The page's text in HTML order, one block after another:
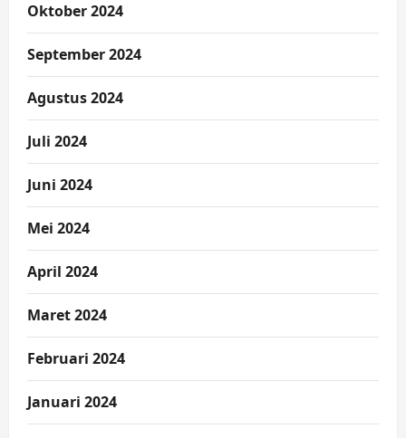
Oktober 2024
September 2024
Agustus 2024
Juli 2024
Juni 2024
Mei 2024
April 2024
Maret 2024
Februari 2024
Januari 2024